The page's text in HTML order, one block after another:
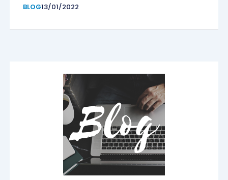
BLOG13/01/2022